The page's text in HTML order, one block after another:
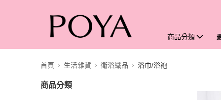
商品分類
首頁 生活雜貨 衛浴織品 浴巾/浴袍
商品分類